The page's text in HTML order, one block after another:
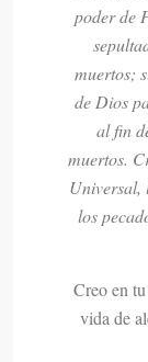
poder de
muertos;
de Dios
al fin
muertos.
Universal,
los
Creo en
vida de